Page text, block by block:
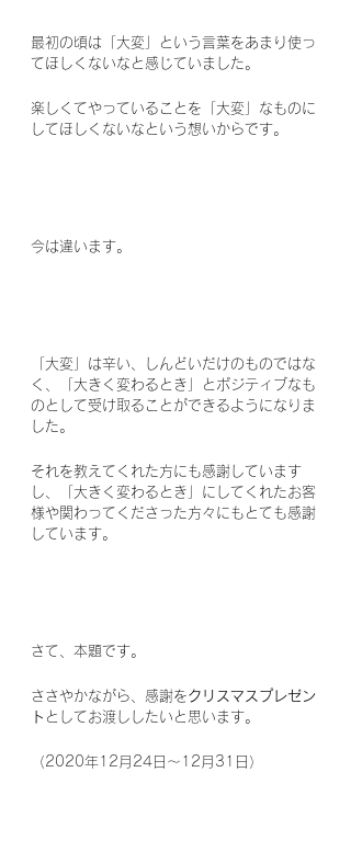
最初の頃は「大変」という言葉をあまり使っ
てほしくないなと感じていました。
楽しくてやっていることを「大変」なものに
してほしくないなという想いからです。
今は違います。
「大変」は辛い、しんどいだけのものではな
く、「大きく変わるとき」とポジティブなも
のとして受け取ることができるようになりま
した。
それを教えてくれた方にも感謝しています
し、「大きく変わるとき」にしてくれたお客
様や関わってくださった方々にもとても感謝
しています。
さて、本題です。
ささやかながら、感謝をクリスマスプレゼン
ト としてお渡ししたいと思います。
（2020年12月24日～12月31日）